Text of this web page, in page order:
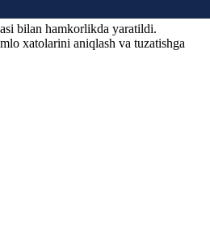
bilan hamkorlikda yaratildi.
xatolarini aniqlash va tuzatishga